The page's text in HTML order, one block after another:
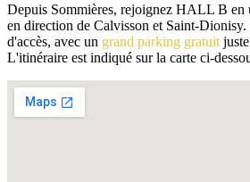
Depuis Sommières, rejoignez HALL B en
en direction de Calvisson et Saint-
d'accès, avec un grand parking gratuit
L'itinéraire est indiqué sur la carte ci-